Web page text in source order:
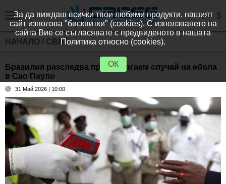
НАЧАЛО / СВЯТ
Бразилия разследва предполагаем случай на ебола
в Сао Пауло
31 Май 2026 | 10:00
За да виждаш всички твои любими продукти, нашият
сайт използва "бисквитки" (cookies). С използването на
сайта Вие се съгласявате с предвиденото в нашата
Политика относно (cookies).
ОК